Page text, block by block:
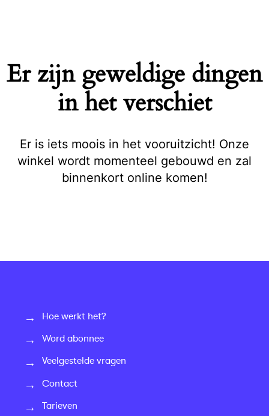
Er zijn geweldige dingen
in het verschiet
Er is iets moois in het vooruitzicht! Onze
winkel wordt momenteel gebouwd en zal
binnenkort online komen!
Hoe werkt het?
Word abonnee
Veelgestelde vragen
Contact
Tarieven